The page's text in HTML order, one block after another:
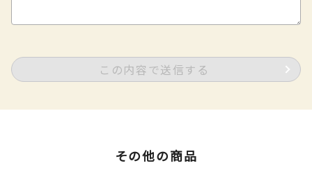
この内容で送信する
その他の商品